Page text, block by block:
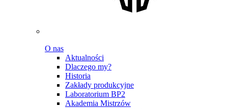
O nas
Aktualności
Dlaczego my?
Historia
Zakłady produkcyjne
Laboratorium BP2
Akademia Mistrzów